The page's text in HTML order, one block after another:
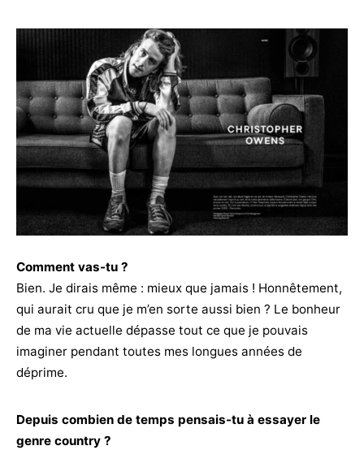
Comment vas-tu ?
Bien. Je dirais même : mieux que jamais ! Honnêtement,
qui aurait cru que je m’en sorte aussi bien ? Le bonheur
de ma vie actuelle dépasse tout ce que je pouvais
imaginer pendant toutes mes longues années de
déprime.
Depuis combien de temps pensais-tu à essayer le
genre country ?